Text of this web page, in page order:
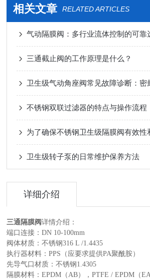
相关文章 RELATED ARTICLES
气动隔膜阀：多行业流体控制的可靠
三通截止阀的工作原理是什么？
不锈钢双联过滤器的特点与操作流程
卫生级转子泵的日常维护保养方法
详细介绍
三通隔膜阀详情介绍：
端口连接：DN 10-100mm
阀体材质：不锈钢316 L /1.4435
执行器材料：PPS（应要求提供PA聚酰胺）
先导气口材质：不锈钢1.4305
隔膜材料：EPDM（AB），PTFE / EPDM（EA